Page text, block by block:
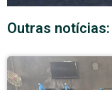
Outras notícias: